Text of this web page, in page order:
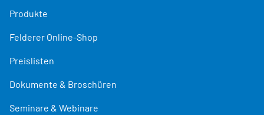
Produkte
Felderer Online-Shop
Preislisten
Dokumente & Broschüren
Seminare & Webinare